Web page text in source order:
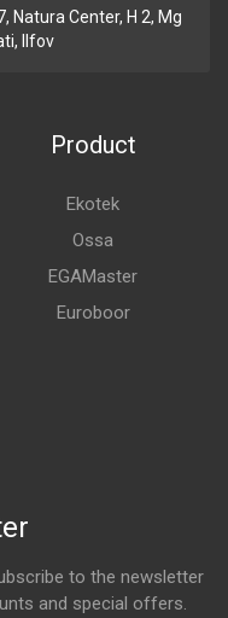
Natura Center, H 2, Mg
Ilfov
Product
Ekotek
Ossa
EGAMaster
Euroboor
to the newsletter
and special offers.